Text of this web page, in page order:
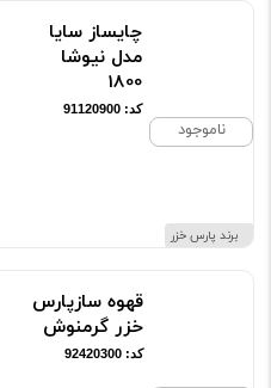
ناموجود
برند پارس خزر
چایساز سایا
مدل نیوشا
1800
کد: 91120900
قهوه سازپارس
خزر گرمنوش
کد: 92420300